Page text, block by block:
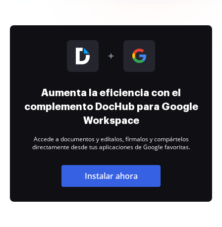
Aumenta la eficiencia con el
complemento DocHub para Google
Workspace
Accede a documentos y edítalos, fírmalos y compártelos
directamente desde tus aplicaciones de Google favoritas.
Instalar ahora